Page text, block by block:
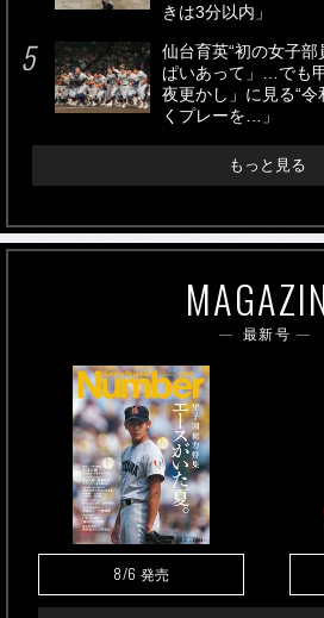
きは3分以内」
仙台育英“初の女子部
ぱいあって」…でも
夜更かし」に見る“
くプレーを…」
もっと見る
最新号
8/6 発売